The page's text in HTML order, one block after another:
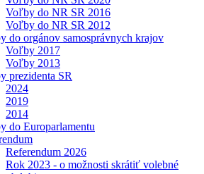
Voľby do NR SR 2016
Voľby do NR SR 2012
do orgánov samosprávnych krajov
Voľby 2017
Voľby 2013
prezidenta SR
2024
2019
2014
do Europarlamentu
Referendum 2026
Rok 2023 - o možnosti skrátiť volebné